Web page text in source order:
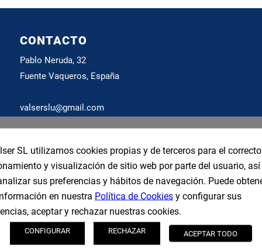
CONTACTO
Pablo Neruda, 32
Fuente Vaqueros, España
valserslu@gmail.com
958 51 61 47
Móvil
606 355 264 / 639 320 725
LOCALIZACIÓN
SL utilizamos cookies propias y de terceros para el correcto
y visualización de sitio web por parte del usuario,
sus preferencias y hábitos de navegación. Puede
en nuestra Política de Cookies y configurar sus
aceptar y rechazar nuestras cookies.
CONFIGURAR RECHAZAR ACEPTAR TODO